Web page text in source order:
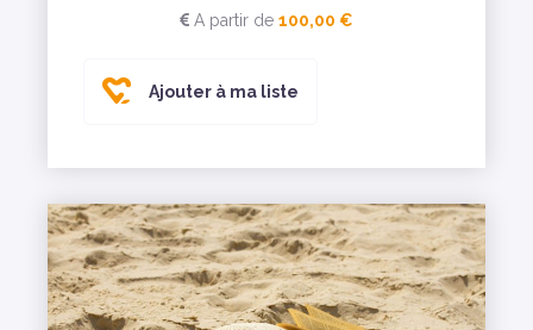
A partir de 100,00 €
Ajouter à ma liste